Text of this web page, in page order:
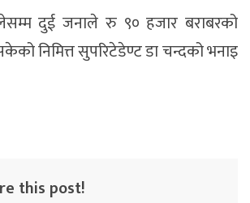
दुई जनाले रु ९० हजार बराबरको
निमित्त सुपरिटेडेण्ट डा चन्दको भनाइ
this post!